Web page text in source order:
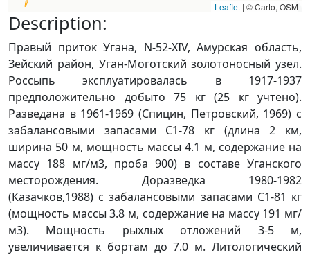
Leaflet | © Carto, OSM
Description:
Правый приток Угана, N-52-XIV, Амурская область,
Зейский район, Уган-Моготский золотоносный узел.
Россыпь эксплуатировалась в 1917-1937
предположительно добыто 75 кг (25 кг учтено).
Разведана в 1961-1969 (Спицин, Петровский, 1969) с
забалансовыми запасами С1-78 кг (длина 2 км,
ширина 50 м, мощность массы 4.1 м, содержание на
массу 188 мг/м3, проба 900) в составе Уганского
месторождения. Доразведка 1980-1982
(Казачков,1988) с забалансовыми запасами С1-81 кг
(мощность массы 3.8 м, содержание на массу 191 мг/
м3). Мощность рыхлых отложений 3-5 м,
увеличивается к бортам до 7.0 м. Литологический